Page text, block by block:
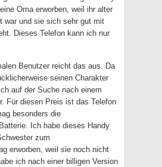
Oma erworben, weil ihr alter
war und sie sich sehr gut mit
Dieses Telefon kann ich nur
Benutzer reicht das aus. Da
seinen Charakter
auf der Suche nach einem
Für diesen Preis ist das Telefon
besonders die
Ich habe dieses Handy
zum
erworben, weil sie noch nicht
ich nach einer billigen Version